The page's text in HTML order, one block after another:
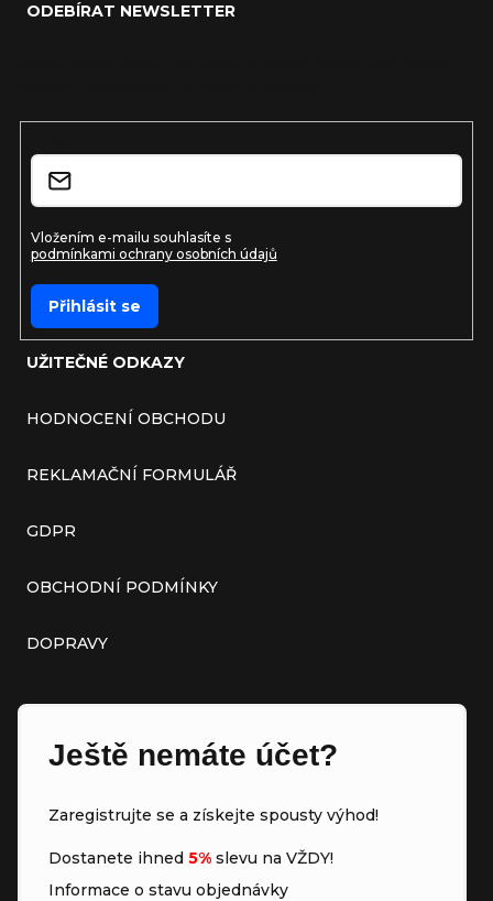
UŽITEČNÉ ODKAZY
HODNOCENÍ OBCHODU
REKLAMAČNÍ FORMULÁŘ
GDPR
OBCHODNÍ PODMÍNKY
DOPRAVY
Ještě nemáte účet?
Zaregistrujte se a získejte spousty výhod!
Dostanete ihned 5% slevu na VŽDY!
Informace o stavu objednávky
ODEBÍRAT NEWSLETTER
Vložením e-mailu souhlasíte s
podmínkami ochrany osobních údajů
Přihlásit se